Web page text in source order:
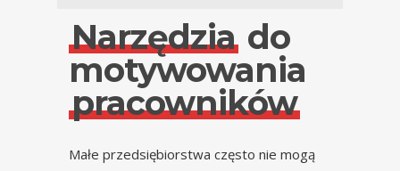
Narzędzia do
motywowania
pracowników
Małe przedsiębiorstwa często nie mogą